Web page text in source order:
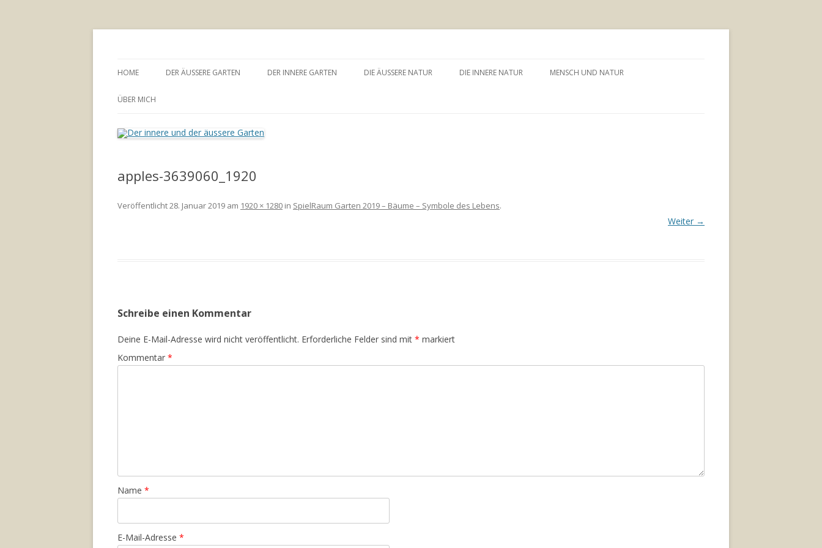
Inhalt
HOME DER ÄUSSERE GARTEN DER INNERE GARTEN DIE ÄUSSERE NATUR DIE INNERE NATUR MENSCH UND NATUR
ÜBER MICH
apples-3639060_1920
Veröffentlicht28. Januar 2019 am 1920 × 1280 in SpielRaum Garten 2019 – Bäume – Symbole des Lebens.
Weiter →
Schreibe einen Kommentar
Deine E-Mail-Adresse wird nicht veröffentlicht. Erforderliche Felder sind mit * markiert
Kommentar *
Name *
E-Mail-Adresse *